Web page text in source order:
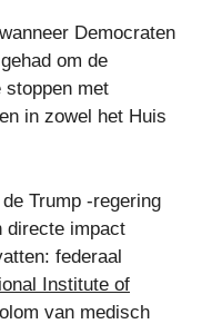
Democraten
om de
stoppen met
in zowel het Huis
Trump -regering
directe impact
federaal
Institute of
van medisch